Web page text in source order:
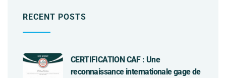
RECENT POSTS
CERTIFICATION CAF : Une
reconnaissance internationale gage de